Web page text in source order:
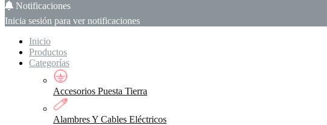
Notificaciones
Inicia sesión para ver notificaciones
Inicio
Productos
Categorías
Accesorios Puesta Tierra
Alambres Y Cables Eléctricos